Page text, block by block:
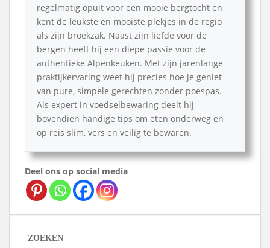
regelmatig opuit voor een mooie bergtocht en
kent de leukste en mooiste plekjes in de regio
als zijn broekzak. Naast zijn liefde voor de
bergen heeft hij een diepe passie voor de
authentieke Alpenkeuken. Met zijn jarenlange
praktijkervaring weet hij precies hoe je geniet
van pure, simpele gerechten zonder poespas.
Als expert in voedselbewaring deelt hij
bovendien handige tips om eten onderweg en
op reis slim, vers en veilig te bewaren.
Deel ons op social media
ZOEKEN